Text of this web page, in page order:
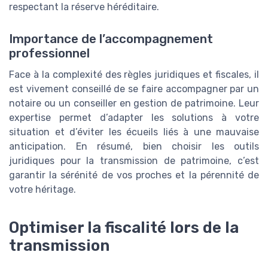
respectant la réserve héréditaire.
Importance de l’accompagnement
professionnel
Face à la complexité des règles juridiques et fiscales, il
est vivement conseillé de se faire accompagner par un
notaire ou un conseiller en gestion de patrimoine. Leur
expertise permet d’adapter les solutions à votre
situation et d’éviter les écueils liés à une mauvaise
anticipation. En résumé, bien choisir les outils
juridiques pour la transmission de patrimoine, c’est
garantir la sérénité de vos proches et la pérennité de
votre héritage.
Optimiser la fiscalité lors de la
transmission